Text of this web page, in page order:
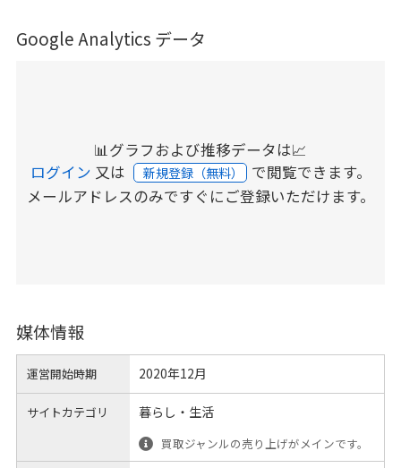
Google Analytics データ
📊グラフおよび推移データは📈
ログイン 又は 新規登録（無料） で閲覧できます。
メールアドレスのみですぐにご登録いただけます。
媒体情報
運営開始時期 2020年12月
サイトカテゴリ 暮らし・生活
買取ジャンルの売り上げがメインです。